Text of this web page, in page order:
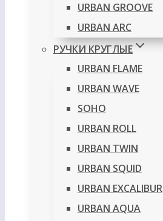
URBAN GROOVE
URBAN ARC
РУЧКИ КРУГЛЫЕ
URBAN FLAME
URBAN WAVE
SOHO
URBAN ROLL
URBAN TWIN
URBAN SQUID
URBAN EXCALIBUR
URBAN AQUA